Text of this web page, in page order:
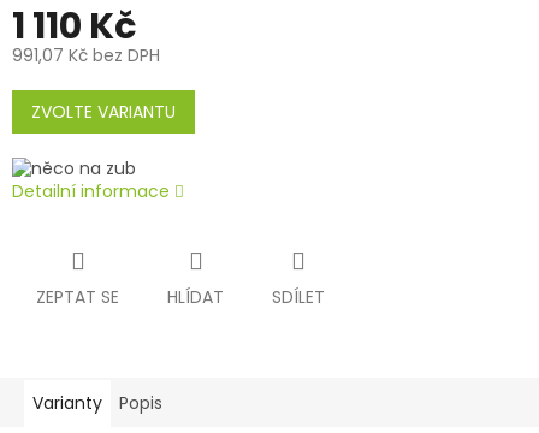
1 110 Kč
991,07 Kč bez DPH
Měrná
cena:
ZVOLTE VARIANTU
Detailní informace
ZEPTAT SE HLÍDAT SDÍLET
Varianty Popis